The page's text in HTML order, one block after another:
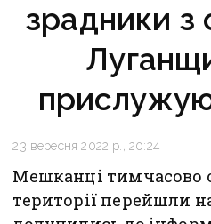
зрадники з
23 вересня 2022 р., 20:24
Мешканці тимчасово
території перейшли